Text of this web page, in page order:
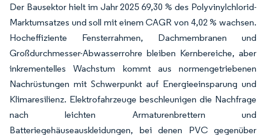
Der Bausektor hielt im Jahr 2025 69,30 % des Polyvinylchlorid-
Marktumsatzes und soll mit einem CAGR von 4,02 % wachsen.
Hocheffiziente Fensterrahmen, Dachmembranen und
Großdurchmesser-Abwasserrohre bleiben Kernbereiche, aber
inkrementelles Wachstum kommt aus normengetriebenen
Nachrüstungen mit Schwerpunkt auf Energieeinsparung und
Klimaresilienz. Elektrofahrzeuge beschleunigen die Nachfrage
nach leichten Armaturenbrettern und
Batteriegehäuseauskleidungen, bei denen PVC gegenüber